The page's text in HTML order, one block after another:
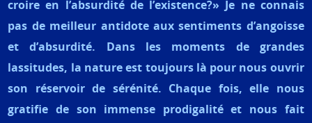
croire en l’absurdité de l’existence?» Je ne connais
pas de meilleur antidote aux sentiments d’angoisse
et d’absurdité. Dans les moments de grandes
lassitudes, la nature est toujours là pour nous ouvrir
son réservoir de sérénité. Chaque fois, elle nous
gratifie de son immense prodigalité et nous fait